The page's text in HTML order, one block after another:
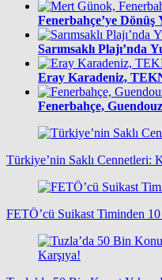
Fenerbahçe’ye Dönüş
Sarımsaklı Plajı’nda
Eray Karadeniz,
Fenerbahçe,
Türkiye’nin Saklı Cennetleri:
FETÖ’cü Suikast Timinden